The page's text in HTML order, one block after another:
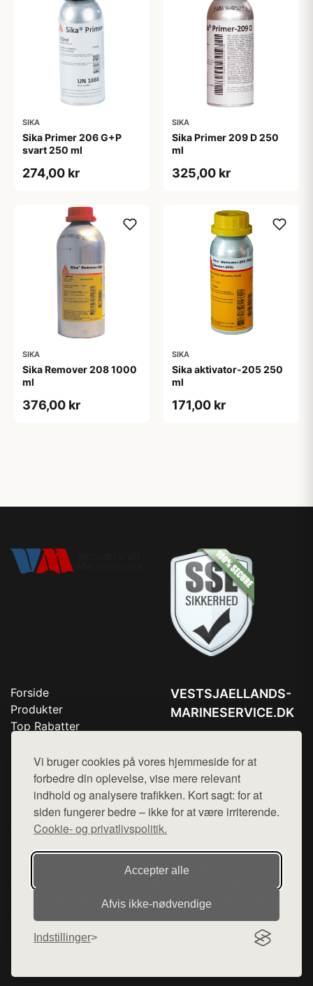
Vi bruger cookies på vores hjemmeside for at
forbedre din oplevelse, vise mere relevant
indhold og analysere trafikken. Kort sagt: for at
siden fungerer bedre – ikke for at være irriterende.
Cookie- og privatlivspolitik.
Accepter alle
Afvis ikke‑nødvendige
Indstillinger
SIKA
Sika Primer 206 G+P
svart 250 ml
274,00 kr
SIKA
Sika Primer 209 D 250
ml
325,00 kr
SIKA
Sika Remover 208 1000
ml
376,00 kr
SIKA
Sika aktivator-205 250
ml
171,00 kr
Forside
Produkter
Top Rabatter
Kontakt
VESTSJAELLANDS-
MARINESERVICE.DK
Mail:hej@want.dk
Cookie- og privatlivspolitik
Denne side er en del af want.dk, der udgiver en række
hjemmesider med præsentation af forskellige produkter fra
diverse webshops. Der sælges ikke varer fra denne side - vi
henviser til de shops, som sælger varen. Vi har heller ikke
varerne på lager.
© 2026 vestsjaellands-marineservice.dk. Alle rettigheder